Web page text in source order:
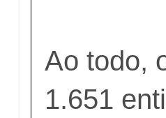
Ao todo,
1.651